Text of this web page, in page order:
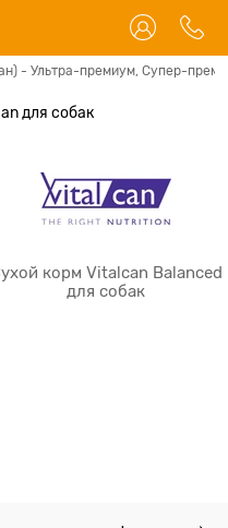
- Ультра-премиум, Супер-
для собак
корм Vitalcan Balanced
для собак